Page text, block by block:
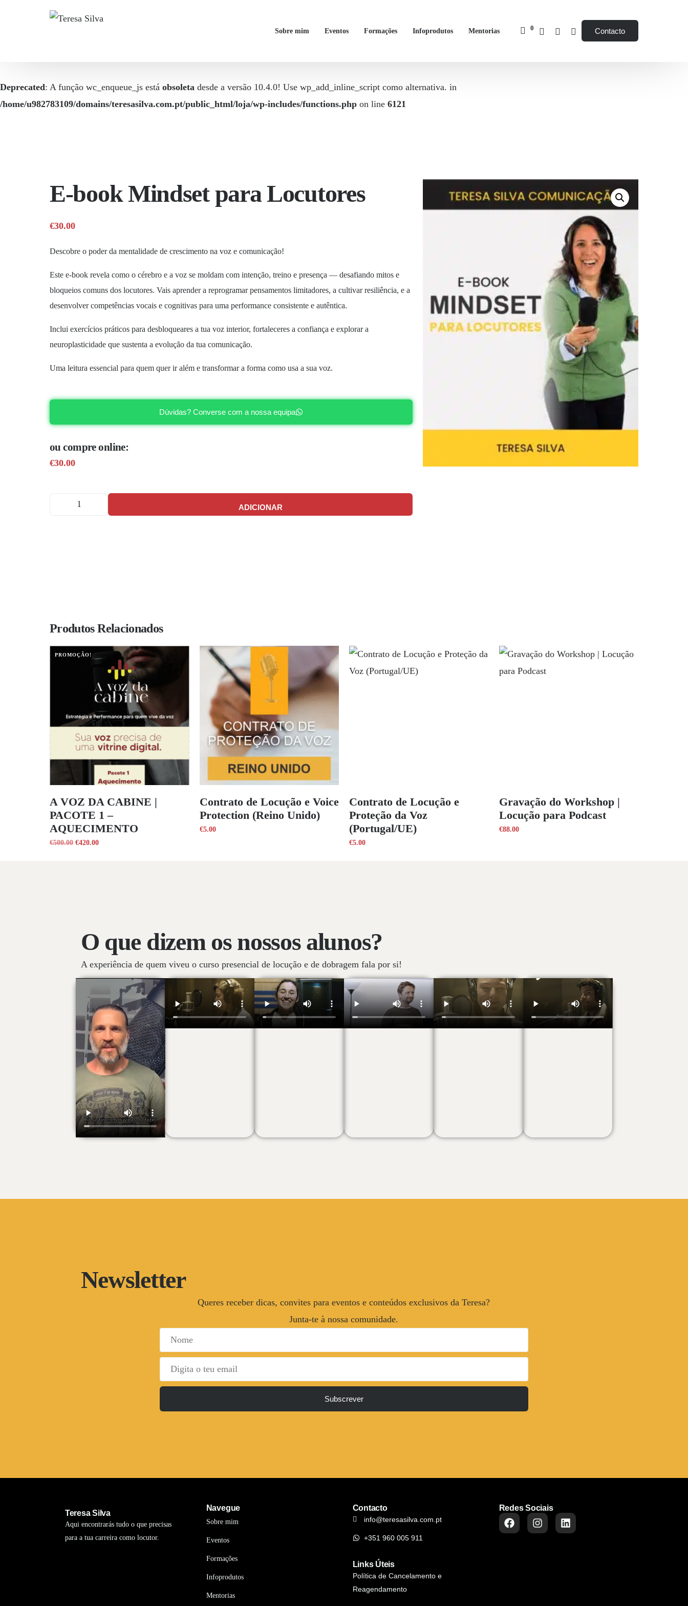
Sobre mim Eventos Formações Infoprodutos Mentorias 0 Contacto
Deprecated: A função wc_enqueue_js está obsoleta desde a versão 10.4.0! Use wp_add_inline_script como alternativa. in
/home/u982783109/domains/teresasilva.com.pt/public_html/loja/wp-includes/functions.php on line 6121
E-book Mindset para Locutores
€30.00
Descobre o poder da mentalidade de crescimento na voz e comunicação!
Este e-book revela como o cérebro e a voz se moldam com intenção, treino e presença — desafiando mitos e
bloqueios comuns dos locutores. Vais aprender a reprogramar pensamentos limitadores, a cultivar resiliência, e a
desenvolver competências vocais e cognitivas para uma performance consistente e autêntica.
Inclui exercícios práticos para desbloqueares a tua voz interior, fortaleceres a confiança e explorar a
neuroplasticidade que sustenta a evolução da tua comunicação.
Uma leitura essencial para quem quer ir além e transformar a forma como usa a sua voz.
Dúvidas? Converse com a nossa equipa
ou compre online:
€30.00
ADICIONAR
Produtos Relacionados
PROMOÇÃO!
A VOZ DA CABINE |
PACOTE 1 –
AQUECIMENTO
€500.00 €420.00
Contrato de Locução e Voice
Protection (Reino Unido)
€5.00
Contrato de Locução e
Proteção da Voz
(Portugal/UE)
€5.00
Gravação do Workshop |
Locução para Podcast
€88.00
O que dizem os nossos alunos?
A experiência de quem viveu o curso presencial de locução e de dobragem fala por si!
Newsletter
Queres receber dicas, convites para eventos e conteúdos exclusivos da Teresa?
Junta-te à nossa comunidade.
Subscrever
Teresa Silva
Aqui encontrarás tudo o que precisas
para a tua carreira como locutor.
Navegue
Sobre mim
Eventos
Formações
Infoprodutos
Mentorias
Contacto
info@teresasilva.com.pt
+351 960 005 911
Links Úteis
Política de Cancelamento e
Reagendamento
Redes Sociais